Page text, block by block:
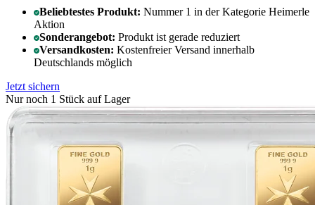
Beliebtestes Produkt: Nummer 1 in der Kategorie Heimerle
Aktion
Sonderangebot: Produkt ist gerade reduziert
Versandkosten: Kostenfreier Versand innerhalb
Deutschlands möglich
Jetzt sichern
Nur noch 1 Stück auf Lager